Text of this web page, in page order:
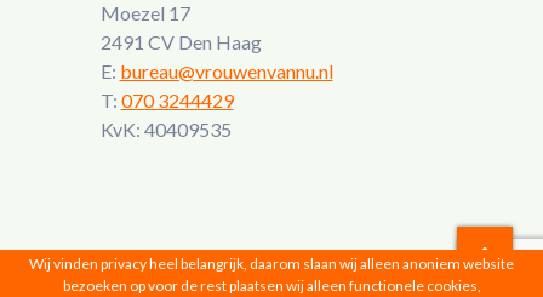
Moezel 17
2491 CV Den Haag
E: bureau@vrouwenvannu.nl
T: 070 3244429
KvK: 40409535
Wij vinden privacy heel belangrijk, daarom slaan wij alleen anoniem website
bezoeken op voor de rest plaatsen wij alleen functionele cookies,